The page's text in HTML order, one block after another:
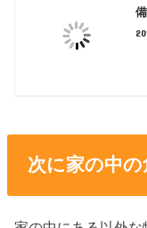
次に家の中